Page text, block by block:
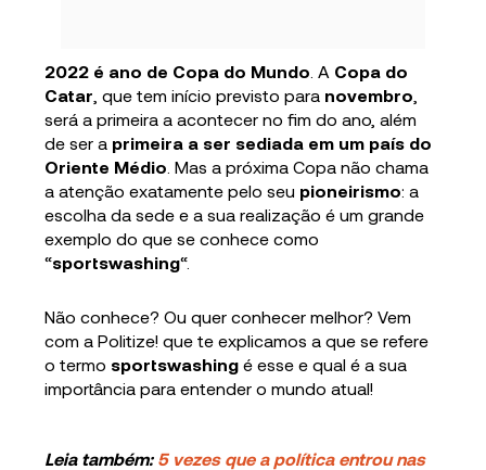
2022 é ano de Copa do Mundo . A Copa do
Catar , que tem início previsto para novembro
será a primeira a acontecer no fim do ano, além
de ser a primeira a ser sediada em um país do
Oriente Médio . Mas a próxima Copa não chama
a atenção exatamente pelo seu pioneirismo: a
escolha da sede e a sua realização é um grande
exemplo do que se conhece como
“sportswashing“.
Não conhece? Ou quer conhecer melhor? Vem
com a Politize! que te explicamos a que se refere
o termo sportswashing é esse e qual é a sua
importância para entender o mundo atual!
Leia também: 5 vezes que a política entrou nas